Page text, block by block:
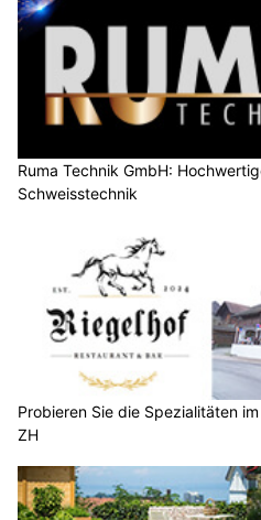
Ruma Technik GmbH:
Schweisstechnik
Probieren Sie die Spezialitäten
ZH